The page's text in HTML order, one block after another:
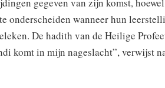
wanneer hun
De hadith van de Heilige
komt in mijn nageslacht”, verwijst